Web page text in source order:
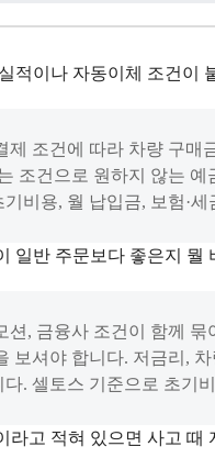
적이나 자동이체 조건이
제 조건에 따라 차량 구
조건으로 원하지 않는
비용, 월 납입금, 보험·
일반 주문보다 좋은지 뭘
션, 금융사 조건이 함께
보셔야 합니다. 저금리,
. 셀토스 기준으로 초기
라고 적혀 있으면 사고 때